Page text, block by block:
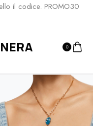
il codice. PROMO30
0